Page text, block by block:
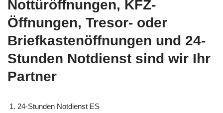
Nottüröffnungen, KFZ-
Öffnungen, Tresor- oder
Briefkastenöffnungen und 24-
Stunden Notdienst sind wir Ihr
Partner
24-Stunden Notdienst ES